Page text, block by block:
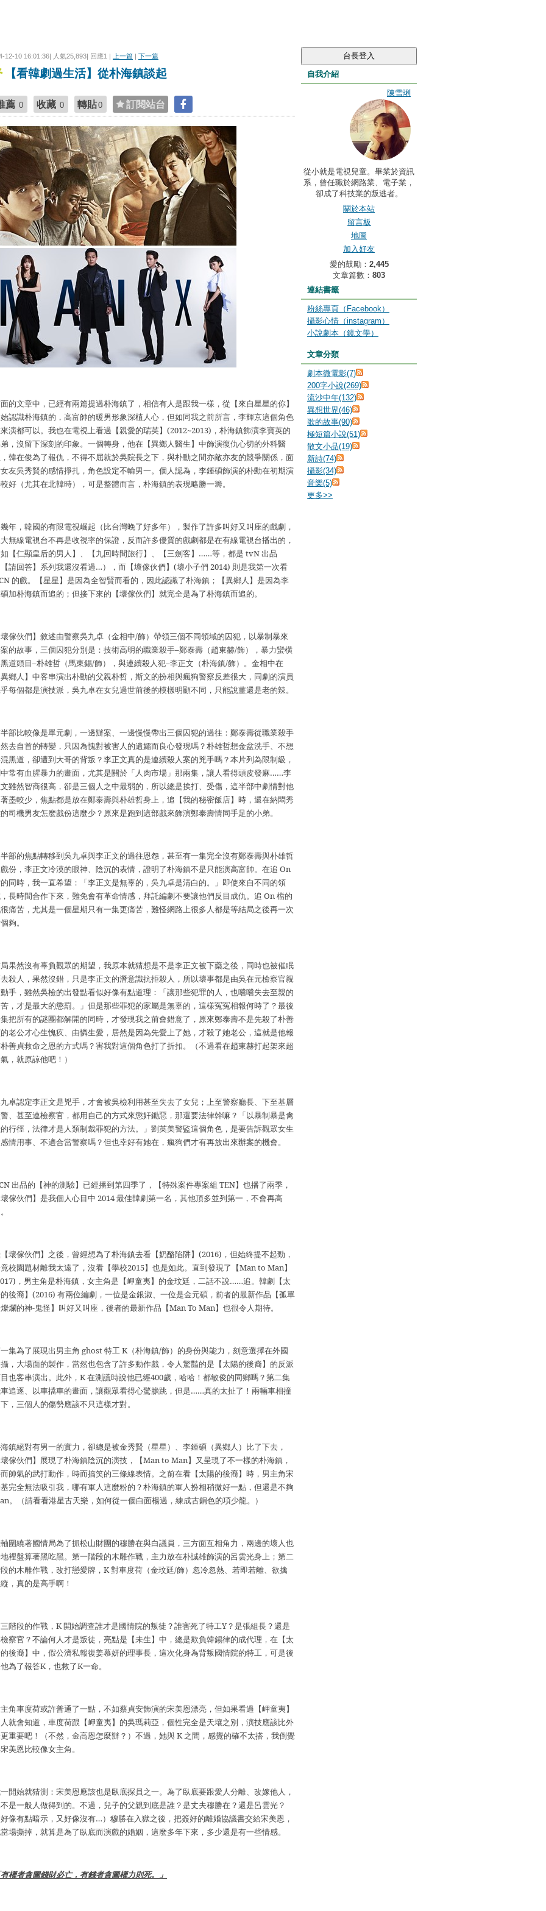
12-10 16:01:36| 人氣25,893| 回應1 | 上一篇 | 下一篇
【看韓劇過生活】從朴海鎮談起
薦 0 收藏 0 轉貼0 訂閱站台
的文章中，已經有兩篇提過朴海鎮了，相信有人是跟我一樣，從【來自星星的你】
認識朴海鎮的，高富帥的暖男形象深植人心，但如同我之前所言，李輝京這個角色
演都可以。我也在電視上看過【親愛的瑞英】 (2012~2013) ，朴海鎮飾演李寶英的
，沒留下深刻的印象。一個轉身，他在【異鄉人醫生】中飾演復仇心切的外科醫
韓在俊為了報仇，不得不屈就於吳院長之下，與朴勳之間亦敵亦友的競爭關係，面
友吳秀賢的感情掙扎，角色設定不輸男一。個人認為，李鍾碩飾演的朴勳在初期演
好（尤其在北韓時），可是整體而言，朴海鎮的表現略勝一籌。
年，韓國的有限電視崛起（比台灣晚了好多年），製作了許多叫好又叫座的戲劇，
無線電視台不再是收視率的保證，反而許多優質的戲劇都是在有線電視台播出的，
【仁顯皇后的男人】、【九回時間旅行】、【三劍客】 ……等，都是 tvN出品
請回答】系列我還沒看過…），而【壞傢伙們】 (壞小子們 2014) 則是我第一次看
的戲。【星星】是因為全智賢而看的，因此認識了朴海鎮；【異鄉人】是因為李
加朴海鎮而追的；但接下來的【壞傢伙們】就完全是為了朴海鎮而追的。
傢伙們】敘述由警察吳九卓（金相中/飾）帶領三個不同領域的囚犯，以暴制暴來
的故事，三個囚犯分別是：技術高明的職業殺手–鄭泰壽（趙東赫/飾），暴力蠻橫
道頭目–朴雄哲（馬東錫/飾），與連續殺人犯–李正文（朴海鎮/飾）。金相中在
鄉人】中客串演出朴勳的父親朴哲，斯文的扮相與瘋狗警察反差很大，同劇的演員
每個都是演技派，吳九卓在女兒過世前後的模樣明顯不同，只能說薑還是老的辣。
部比較像是單元劇，一邊辦案、一邊慢慢帶出三個囚犯的過往：鄭泰壽從職業殺手
去自首的轉變，只因為愧對被害人的遺孀而良心發現嗎？朴雄哲想金盆洗手、不想
黑道，卻遭到大哥的背叛？李正文真的是連續殺人案的兇手嗎？本片列為限制級，
常有血腥暴力的畫面，尤其是關於「人肉市場」那兩集，讓人看得頭皮發麻……李
雖然智商很高，卻是三個人之中最弱的，所以總是挨打、受傷，這半部中劇情對他
墨較少，焦點都是放在鄭泰壽與朴雄哲身上，追【我的秘密飯店】時，還在納悶秀
司機男友怎麼戲份這麼少？原來是跑到這部戲來飾演鄭泰壽情同手足的小弟。
部的焦點轉移到吳九卓與李正文的過往恩怨，甚至有一集完全沒有鄭泰壽與朴雄哲
份，李正文冷漠的眼神、陰沉的表情，證明了朴海鎮不是只能演高富帥。在追 On
同時，我一直希望：「李正文是無辜的，吳九卓是清白的。」即使來自不同的領
長時間合作下來，難免會有革命情感，拜託編劇不要讓他們反目成仇。追 On檔的
痛苦，尤其是一個星期只有一集更痛苦，難怪網路上很多人都是等結局之後再一次
夠。
果然沒有辜負觀眾的期望，我原本就猜想是不是李正文被下藥之後，同時也被催眠
殺人，果然沒錯，只是李正文的潛意識抗拒殺人，所以壞事都是由吳在元檢察官親
手，雖然吳檢的出發點看似好像有點道理：「讓那些犯罪的人，也嚐嚐失去至親的
，才是最大的懲罰。」但是那些罪犯的家屬是無辜的，這樣冤冤相報何時了？最後
把所有的謎團都解開的同時，才發現我之前會錯意了，原來鄭泰壽不是先殺了朴善
老公才心生愧疚、由憐生愛，居然是因為先愛上了她，才殺了她老公，這就是他報
善貞救命之恩的方式嗎？害我對這個角色打了折扣。（不過看在趙東赫打起架來超
，就原諒他吧！）
卓認定李正文是兇手，才會被吳檢利用甚至失去了女兒；上至警察廳長、下至基層
、甚至連檢察官，都用自己的方式來懲奸鋤惡，那還要法律幹嘛？「以暴制暴是禽
行徑，法律才是人類制裁罪犯的方法。」劉英美警監這個角色，是要告訴觀眾女生
情用事、不適合當警察嗎？但也幸好有她在，瘋狗們才有再放出來辦案的機會。
出品的【神的測驗】已經播到第四季了，【特殊案件專案組 TEN】也播了兩季，
傢伙們】是我個人心目中 2014最佳韓劇第一名，其他頂多並列第一，不會再高
壞傢伙們】之後，曾經想為了朴海鎮去看【奶酪陷阱】 (2016) ，但始終提不起勁，
校園題材離我太遠了，沒看【學校2015】也是如此。直到發現了【Man to Man】
，男主角是朴海鎮，女主角是【岬童夷】的金玟廷，二話不說……追。韓劇【太
後裔】 (2016) 有兩位編劇，一位是金銀淑、一位是金元碩，前者的最新作品【孤單
爛的神-鬼怪】叫好又叫座，後者的最新作品【Man To Man】也很令人期待。
集為了展現出男主角 ghost特工K（朴海鎮/飾）的身份與能力，刻意選擇在外國
，大場面的製作，當然也包含了許多動作戲，令人驚豔的是【太陽的後裔】的反派
也客串演出。此外， K在測謊時說他已經400歲，哈哈！都敏俊的同鄉嗎？第二集
追逐、以車擋車的畫面，讓觀眾看得心驚膽跳，但是……真的太扯了！兩輛車相撞
，三個人的傷勢應該不只這樣才對。
鎮絕對有男一的實力，卻總是被金秀賢（星星）、李鍾碩（異鄉人）比了下去，
傢伙們】展現了朴海鎮陰沉的演技，【Man to Man】又呈現了不一樣的朴海鎮，
帥氣的武打動作，時而搞笑的三條線表情。之前在看【太陽的後裔】時，男主角宋
完全無法吸引我，哪有軍人這麼粉的？朴海鎮的軍人扮相稍微好一點，但還是不夠
。（請看看港星古天樂，如何從一個白面楊過，練成古銅色的項少龍。）
圍繞著國情局為了抓松山財團的穆勝在與白議員，三方面互相角力，兩邊的壞人也
裡盤算著黑吃黑。第一階段的木雕作戰，主力放在朴誠雄飾演的呂雲光身上；第二
的木雕作戰，改打戀愛牌， K對車度荷（金玟廷/飾）忽冷忽熱、若即若離、欲擒
，真的是高手啊！
階段的作戰， K開始調查誰才是國情院的叛徒？誰害死了特工Y？是張組長？還是
察官？不論何人才是叛徒，亮點是【未生】中，總是欺負韓錫律的成代理，在【太
後裔】中，假公濟私報復姜慕妍的理事長，這次化身為背叛國情院的特工，可是後
為了報答K，也救了K一命。
角車度荷或許普通了一點，不如蔡貞安飾演的宋美恩漂亮，但如果看過【岬童夷】
就會知道，車度荷跟【岬童夷】的吳瑪莉亞，個性完全是天壤之別，演技應該比外
重要吧！（不然，金高恩怎麼辦？）不過，她與K之間，感覺的確不太搭，我倒覺
美恩比較像女主角。
開始就猜測：宋美恩應該也是臥底探員之一。為了臥底要跟愛人分離、改嫁他人，
是一般人做得到的。不過，兒子的父親到底是誰？是丈夫穆勝在？還是呂雲光？
像有點暗示，又好像沒有…）穆勝在入獄之後，把簽好的離婚協議書交給宋美恩，
場撕掉，就算是為了臥底而演戲的婚姻，這麼多年下來，多少還是有一些情感。
權者貪圖錢財必亡，有錢者貪圖權力則死。」
自我介紹
陳雪琍
從小就是電視兒童。畢業於資訊
系，曾任職於網路業、電子業，
卻成了科技業的叛逃者。
關於本站
留言板
地圖
加入好友
愛的鼓勵： 2,445
文章篇數： 803
連結書籤
粉絲專頁（Facebook）
攝影心情（instagram）
小說劇本（鏡文學）
文章分類
劇本微電影(7)
200字小說(269)
流沙中年(132)
異想世界(46)
歌的故事(90)
極短篇小說(51)
散文小品(19)
新詩(74)
攝影(34)
音樂(5)
更多>>